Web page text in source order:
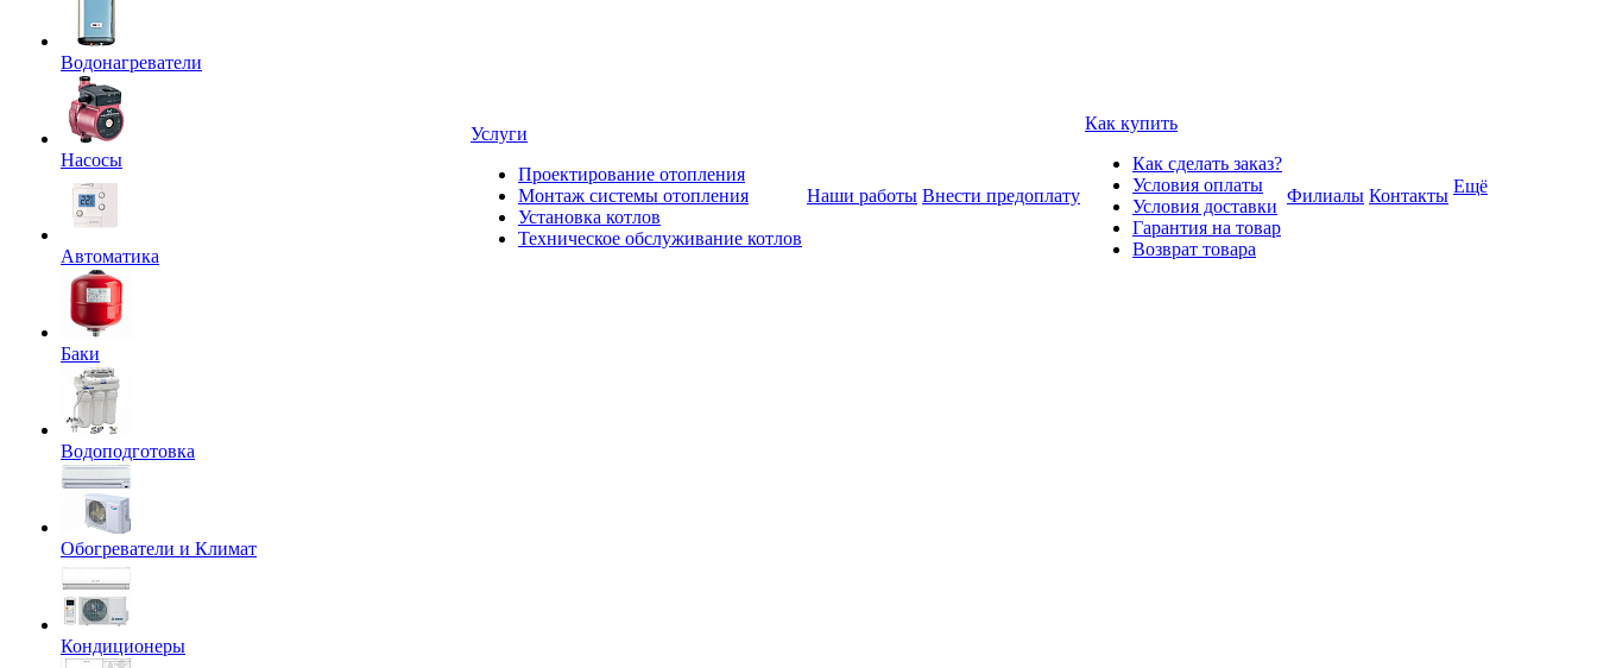
Водонагреватели
Насосы
Автоматика
Баки
Водоподготовка
Обогреватели и Климат
Кондиционеры
Услуги
Проектирование отопления
Монтаж системы отопления
Установка котлов
Техническое обслуживание котлов
Наши работы Внести предоплату
Как купить
Как сделать заказ?
Условия оплаты
Условия доставки
Гарантия на товар
Возврат товара
Филиалы Контакты Ещё